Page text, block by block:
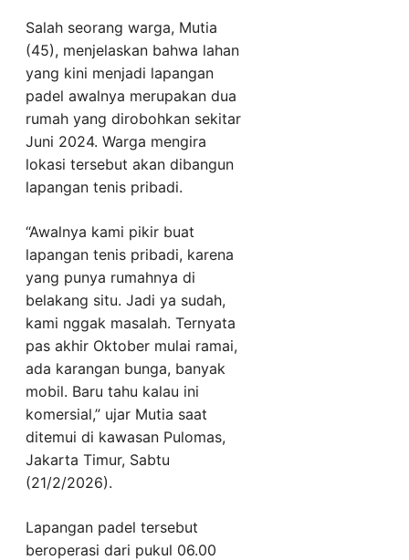
Salah seorang warga, Mutia
(45), menjelaskan bahwa lahan
yang kini menjadi lapangan
padel awalnya merupakan dua
rumah yang dirobohkan sekitar
Juni 2024. Warga mengira
lokasi tersebut akan dibangun
lapangan tenis pribadi.
“Awalnya kami pikir buat
lapangan tenis pribadi, karena
yang punya rumahnya di
belakang situ. Jadi ya sudah,
kami nggak masalah. Ternyata
pas akhir Oktober mulai ramai,
ada karangan bunga, banyak
mobil. Baru tahu kalau ini
komersial,” ujar Mutia saat
ditemui di kawasan Pulomas,
Jakarta Timur, Sabtu
(21/2/2026).
Lapangan padel tersebut
beroperasi dari pukul 06.00